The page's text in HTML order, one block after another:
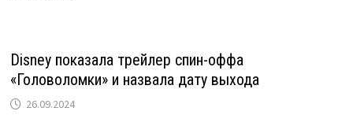
Disney показала трейлер спин-оффа
«Головоломки» и назвала дату выхода
26.09.2024